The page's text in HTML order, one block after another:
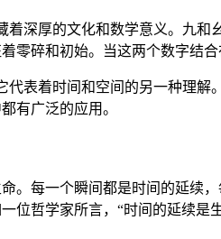
着深厚的文化和数学意义。九
零碎和初始。当这两个数字结
表着时间和空间的另一种理
有广泛的应用。
。每一个瞬间都是时间的延续
位哲学家所言，“时间的延续是